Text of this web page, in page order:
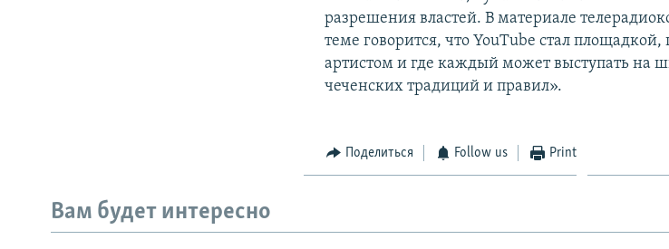
разрешения властей. В материале
теме говорится, что YouTube стал
артистом и где каждый может выступать на
чеченских традиций и правил».
Поделиться Follow us Print
Вам будет интересно